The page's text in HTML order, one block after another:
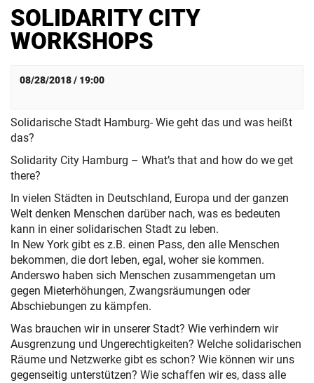
SOLIDARITY CITY
WORKSHOPS
08/28/2018 / 19:00
Solidarische Stadt Hamburg- Wie geht das und was heißt
das?
Solidarity City Hamburg – What’s that and how do we get
there?
In vielen Städten in Deutschland, Europa und der ganzen
Welt denken Menschen darüber nach, was es bedeuten
kann in einer solidarischen Stadt zu leben.
In New York gibt es z.B. einen Pass, den alle Menschen
bekommen, die dort leben, egal, woher sie kommen.
Anderswo haben sich Menschen zusammengetan um
gegen Mieterhöhungen, Zwangsräumungen oder
Abschiebungen zu kämpfen.
Was brauchen wir in unserer Stadt? Wie verhindern wir
Ausgrenzung und Ungerechtigkeiten? Welche solidarischen
Räume und Netzwerke gibt es schon? Wie können wir uns
gegenseitig unterstützen? Wie schaffen wir es, dass alle